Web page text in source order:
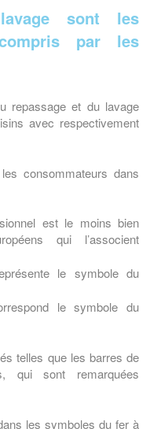
sont les
par les
repassage et du lavage
avec respectivement
consommateurs dans
est le moins bien
qui l’associent
le symbole du
le symbole du
telles que les barres de
qui sont remarquées
les symboles du fer à